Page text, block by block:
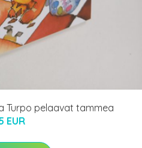
Turpo pelaavat tammea
EUR